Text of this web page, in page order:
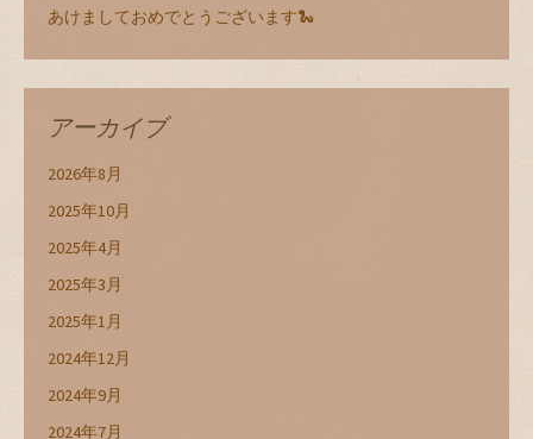
あけましておめでとうございます🐍
アーカイブ
2026年8月
2025年10月
2025年4月
2025年3月
2025年1月
2024年12月
2024年9月
2024年7月